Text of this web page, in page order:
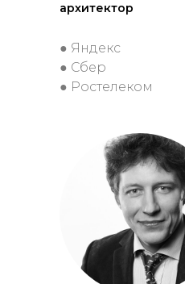
архитектор
● Яндекс
● Сбер
● Ростелеком